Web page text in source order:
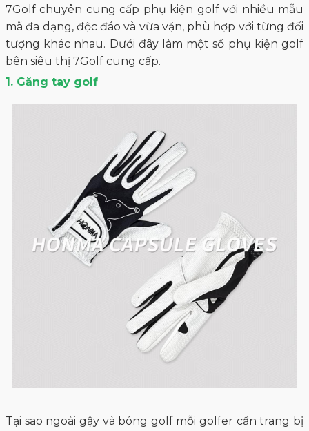
7Golf chuyên cung cấp phụ kiện golf với nhiều mẫu
mã đa dạng, độc đáo và vừa vặn, phù hợp với từng đối
tượng khác nhau. Dưới đây làm một số phụ kiện golf
bên siêu thị 7Golf cung cấp.
1. Găng tay golf
Tại sao ngoài gậy và bóng golf mỗi golfer cần trang bị